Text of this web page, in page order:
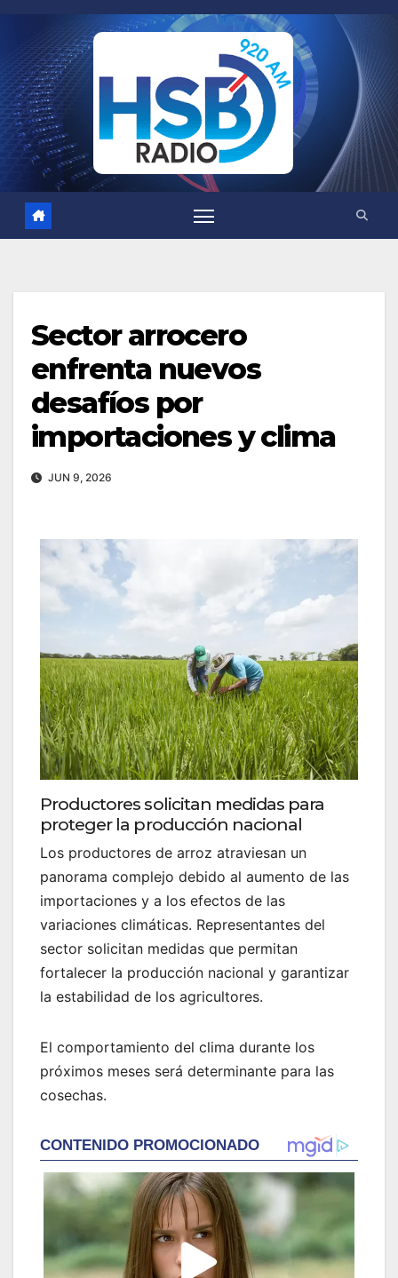
Sector arrocero
enfrenta nuevos
desafíos por
importaciones y clima
JUN 9, 2026
Productores solicitan medidas para
proteger la producción nacional
Los productores de arroz atraviesan un
panorama complejo debido al aumento de las
importaciones y a los efectos de las
variaciones climáticas. Representantes del
sector solicitan medidas que permitan
fortalecer la producción nacional y garantizar
la estabilidad de los agricultores.
El comportamiento del clima durante los
próximos meses será determinante para las
cosechas.